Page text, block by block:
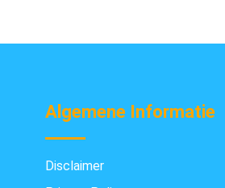
Algemene Informatie
Disclaimer